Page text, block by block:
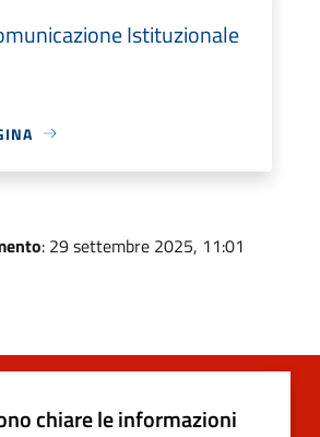
Istituzionale
: 29 settembre 2025, 11:01
chiare le informazioni